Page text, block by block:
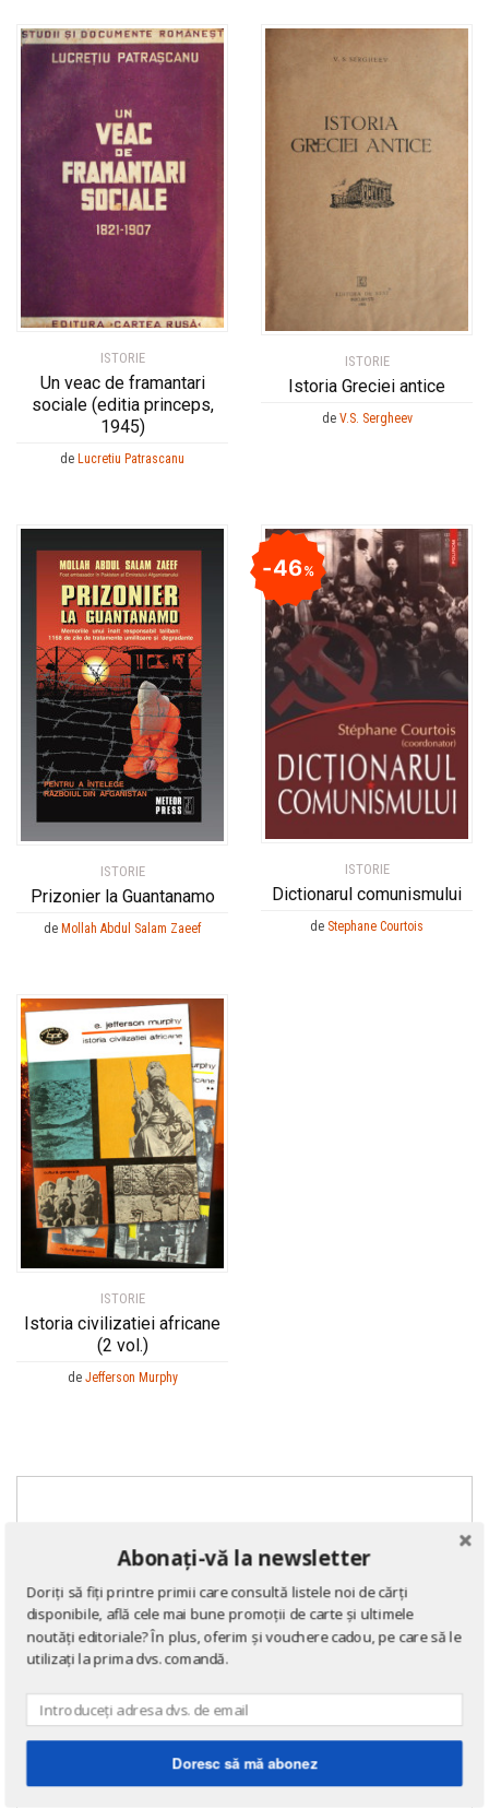
ISTORIE
Un veac de framantari
sociale (editia princeps,
1945)
de Lucretiu Patrascanu
ISTORIE
Istoria Greciei antice
de V.S. Sergheev
ISTORIE
Prizonier la Guantanamo
de Mollah Abdul Salam Zaeef
ISTORIE
Dictionarul comunismului
46%
de Stephane Courtois
ISTORIE
Istoria civilizatiei africane
(2 vol.)
de Jefferson Murphy
Abonați-vă la newsletter
Doriți să fiți printre primii care consultă listele noi de cărți
disponibile, află cele mai bune promoții de carte și ultimele
noutăți editoriale? În plus, oferim și vouchere cadou, pe care să le
utilizați la prima dvs. comandă.
Doresc să mă abonez